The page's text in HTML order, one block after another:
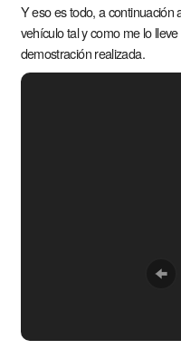
Y eso es todo, a continuación
vehículo tal y como me lo
demostración realizada.